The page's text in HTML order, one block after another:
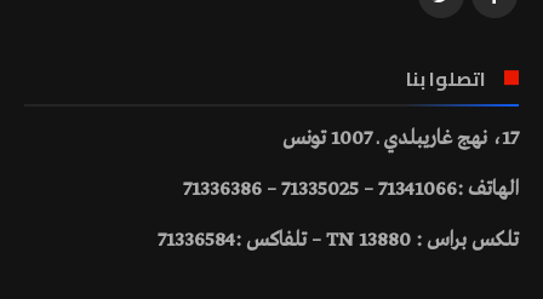
اتصلوا بنا
17، نهج غاريبلدي ـ 1007 تونس
الهاتف :71341066 – 71335025 – 71336386
تلكس براس : 13880 TN – تلفاكس :71336584